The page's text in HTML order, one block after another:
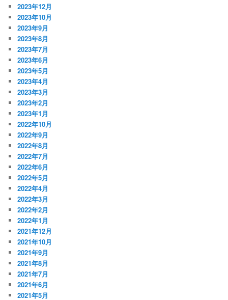
2023年12月
2023年10月
2023年9月
2023年8月
2023年7月
2023年6月
2023年5月
2023年4月
2023年3月
2023年2月
2023年1月
2022年10月
2022年9月
2022年8月
2022年7月
2022年6月
2022年5月
2022年4月
2022年3月
2022年2月
2022年1月
2021年12月
2021年10月
2021年9月
2021年8月
2021年7月
2021年6月
2021年5月